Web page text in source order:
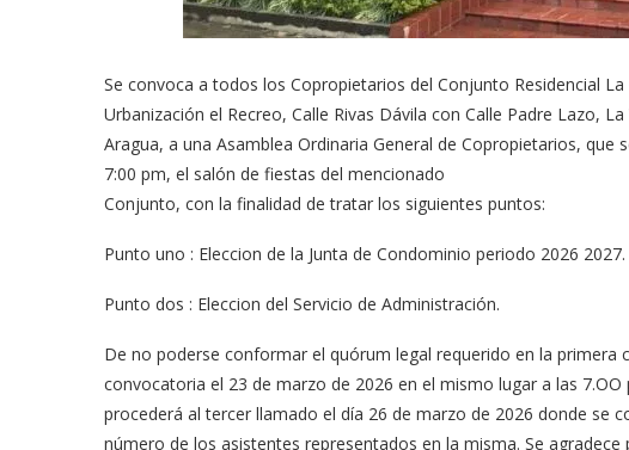
Se convoca a todos los Copropietarios del Conjunto Residencial La
Urbanización el Recreo, Calle Rivas Dávila con Calle Padre Lazo,
Aragua, a una Asamblea Ordinaria General de Copropietarios,
7:00 pm, el salón de fiestas del mencionado
Conjunto, con la finalidad de tratar los siguientes puntos:
Punto uno : Eleccion de la Junta de Condominio periodo 2026 2027.
Punto dos : Eleccion del Servicio de Administración.
De no poderse conformar el quórum legal requerido en la primera
convocatoria el 23 de marzo de 2026 en el mismo lugar a las
procederá al tercer llamado el día 26 de marzo de 2026 donde se
número de los asistentes representados en la misma. Se